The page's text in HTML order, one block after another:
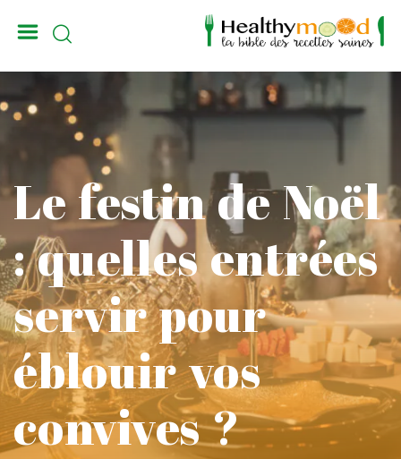
Le festin de Noël
: quelles entrées
servir pour
éblouir vos
convives ?